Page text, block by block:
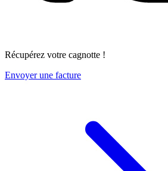
Récupérez votre cagnotte !
Envoyer une facture